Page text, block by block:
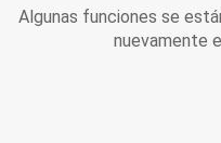
Algunas funciones se
nuevamente